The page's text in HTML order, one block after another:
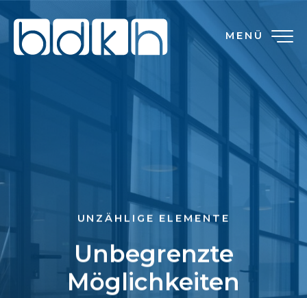
MENÜ
UNZÄHLIGE ELEMENTE
Unbegrenzte
Möglichkeiten